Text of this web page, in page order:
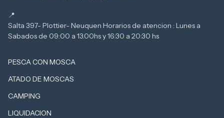
Salta 397- Plottier- Neuquen Horarios de atencion : Lunes a
PESCA CON MOSCA
ATADO DE MOSCAS
CAMPING
LIQUIDACION